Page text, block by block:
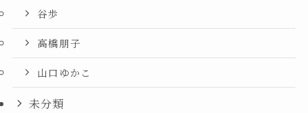
谷歩
高橋朋子
山口ゆかこ
未分類